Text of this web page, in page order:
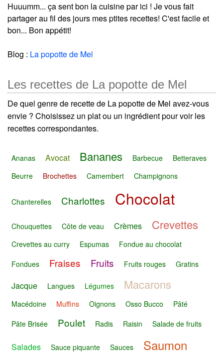
Huuumm... ça sent bon la cuisine par ici ! Je vous fait
partager au fil des jours mes ptites recettes! C'est facile et
bon... Bon appétit!
Blog : La popotte de Mel
Les recettes de La popotte de Mel
De quel genre de recette de La popotte de Mel avez-vous
envie ? Choisissez un plat ou un ingrédient pour voir les
recettes correspondantes.
Ananas Avocat Bananes Barbecue
Betteraves
Beurre
Brochettes Camembert Champignons
Chanterelles Charlottes Chocolat
Chouquettes Côte de veau Crèmes Crevettes
Crevettes au curry Espumas
Fondue au chocolat
Fondues
Fraises Fruits Fruits rouges Gratins
Jacque Langues Légumes Macarons
Macédoine Muffins Oignons Osso Bucco
Pâté
Pâte Brisée
Poulet Radis Raisin Salade de fruits
Salades Sauce piquante Sauces Saumon